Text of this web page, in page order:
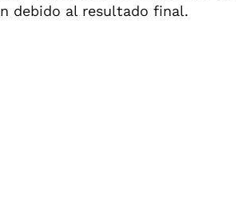
debido al resultado final.